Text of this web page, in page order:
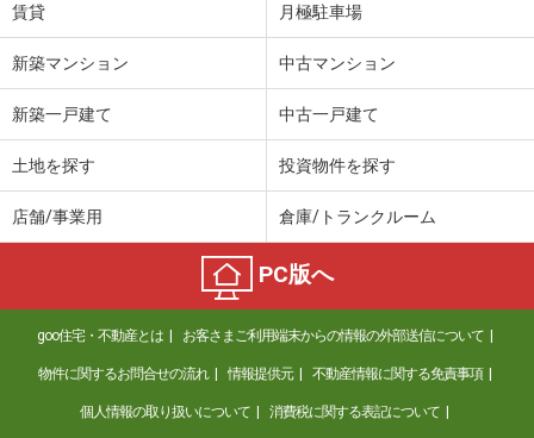
賃貸 月極駐車場
新築マンション 中古マンション
新築一戸建て 中古一戸建て
土地を探す 投資物件を探す
店舗/事業用 倉庫/トランクルーム
PC版へ
goo住宅・不動産とは お客さまご利用端末からの情報の外部送信について
物件に関するお問合せの流れ 情報提供元 不動産情報に関する免責事項
個人情報の取り扱いについて 消費税に関する表記について